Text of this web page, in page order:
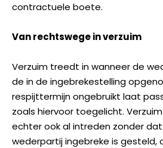
contractuele boete.
Van rechtswege in verzuim
Verzuim treedt in wanneer de
de in de ingebrekestelling
respijttermijn ongebruikt laat
zoals hiervoor toegelicht.
echter ook al intreden zonder
wederpartij ingebreke is gesteld,